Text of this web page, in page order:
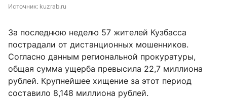
Источник: kuzrab.ru
За последнюю неделю 57 жителей Кузбасса
пострадали от дистанционных мошенников.
Согласно данным региональной прокуратуры,
общая сумма ущерба превысила 22,7 миллиона
рублей. Крупнейшее хищение за этот период
составило 8,148 миллиона рублей.